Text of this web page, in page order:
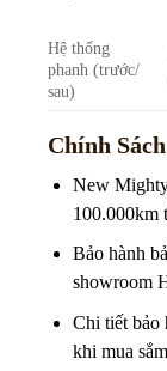
Hệ thống
phanh (trước/
sau)
Chính
New
100.000km
Bảo hành
showroom
Chi tiết bảo
khi mua